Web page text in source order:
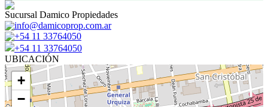
Sucursal Damico Propiedades
info@damicoprop.com.ar
+54 11 33764050
+54 11 33764050
UBICACIÓN
+
−